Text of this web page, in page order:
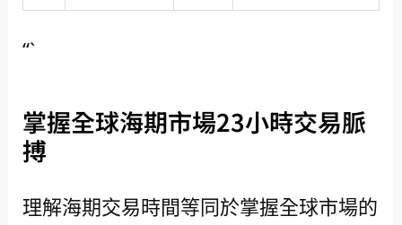
“`
掌握全球海期市場23小時交易脈
搏
理解海期交易時間等同於掌握全球市場的